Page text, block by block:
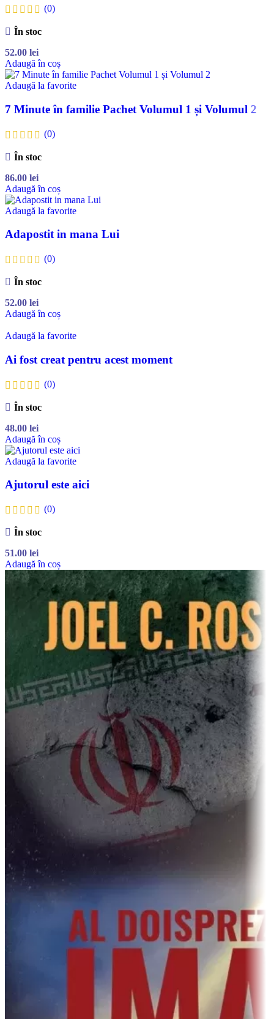
(0)
În stoc
52.00 lei
Adaugă în coș
Adaugă la favorite
7 Minute în familie Pachet Volumul 1 și Volumul 2
(0)
În stoc
86.00 lei
Adaugă în coș
Adaugă la favorite
Adapostit in mana Lui
(0)
În stoc
52.00 lei
Adaugă în coș
Adaugă la favorite
Ai fost creat pentru acest moment
(0)
În stoc
48.00 lei
Adaugă în coș
Adaugă la favorite
Ajutorul este aici
(0)
În stoc
51.00 lei
Adaugă în coș